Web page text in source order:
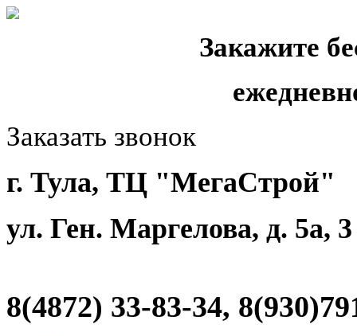
Закажите
Заказать звонок
г. Тула, ТЦ "МегаСтрой"
ул. Ген. Маргелова, д. 5а,
8(4872) 33-83-34,